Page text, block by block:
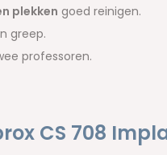
plekken goed reinigen.
greep.
professoren.
CS 708